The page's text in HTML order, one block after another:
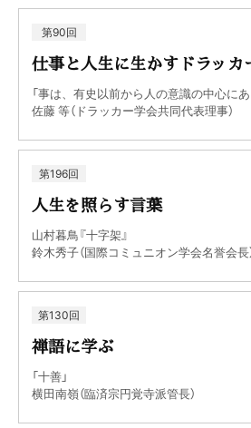
第90回
仕事と人生に生かすドラッカ
「事は、有史以前から人の意識の中心にあ
佐藤 等（ドラッカー学会共同代表理事）
第196回
人生を照らす言葉
山村暮鳥『十字架』
鈴木秀子（国際コミュニオン学会名誉会長
第130回
禅語に学ぶ
「十善」
横田南嶺（臨済宗円覚寺派管長）